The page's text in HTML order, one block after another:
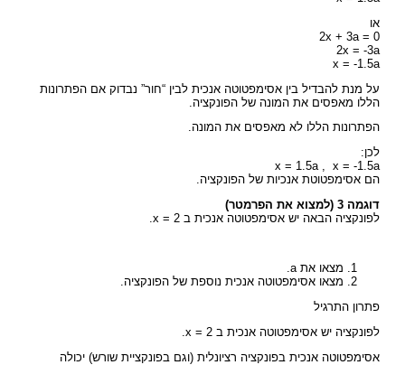
או
2x + 3a = 0
2x = -3a
x = -1.5a
על מנת להבדיל בין אסימפטוטה אנכית לבין “חור” נבדוק אם הפתרונות
הללו מאפסים את המונה של הפונקציה.
הפתרונות הללו לא מאפסים את המונה.
לכן:
x = 1.5a , x = -1.5a
הם אסימפטוטת אנכיות של הפונקציה.
דוגמה 3 (למצוא את הפרמטר)
לפונקציה הבאה יש אסימפטוטה אנכית ב x = 2.
מצאו את a.
מצאו אסימפטוטה אנכית נוספת של הפונקציה.
פתרון התרגיל
לפונקציה יש אסימפטוטה אנכית ב x = 2.
אסימפטוטה אנכית בפונקציה רציונלית (וגם בפונקציית שורש) יכולה